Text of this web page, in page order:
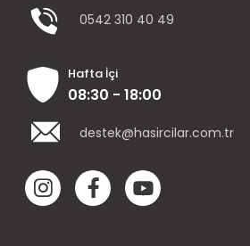
0542 310 40 49
Hafta İçi
08:30 - 18:00
destek@hasircilar.com.tr